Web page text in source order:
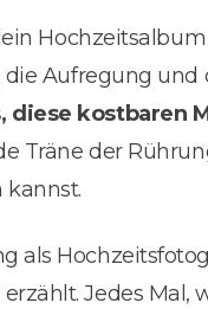
Aufregung und
diese kostbaren
Träne der
kannst.
als
Jedes